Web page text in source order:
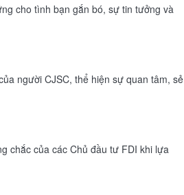
cho tình bạn gắn bó, sự tin tưởng và
người CJSC, thể hiện sự quan tâm, sẻ
chắc của các Chủ đầu tư FDI khi lựa